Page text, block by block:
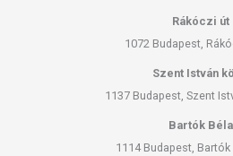
Rákóczi út
1072 Budapest,
Szent István
1137 Budapest, Szent
Bartók Béla
1114 Budapest, Bartók